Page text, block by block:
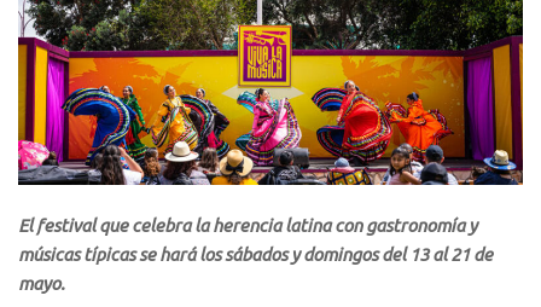
El festival que celebra la herencia latina con gastronomía y
músicas típicas se hará los sábados y domingos del 13 al 21 de
mayo.